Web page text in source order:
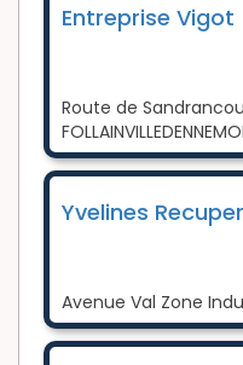
Entreprise Vigot
Route de
Yvelines Recuper
Avenue Val Zone